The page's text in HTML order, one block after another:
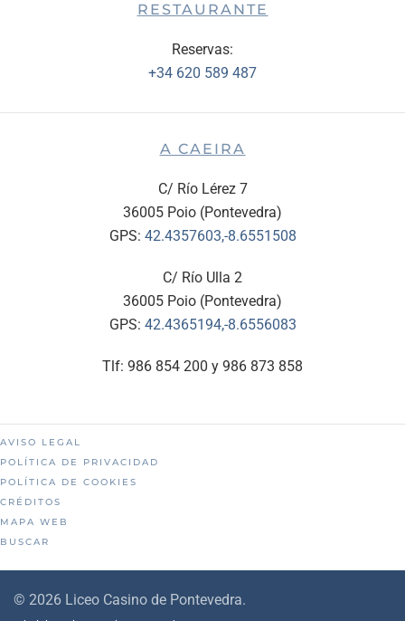
RESTAURANTE
Reservas:
+34 620 589 487
A CAEIRA
C/ Río Lérez 7
36005 Poio (Pontevedra)
GPS: 42.4357603,-8.6551508
C/ Río Ulla 2
36005 Poio (Pontevedra)
GPS: 42.4365194,-8.6556083
Tlf: 986 854 200 y 986 873 858
AVISO LEGAL
POLÍTICA DE PRIVACIDAD
POLÍTICA DE COOKIES
CRÉDITOS
MAPA WEB
BUSCAR
© 2026 Liceo Casino de Pontevedra.